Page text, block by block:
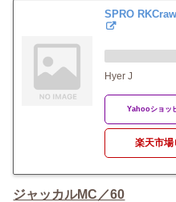
SPRO
Hyer J
Yahooショッ
楽天市場
ジャッカルMC／60